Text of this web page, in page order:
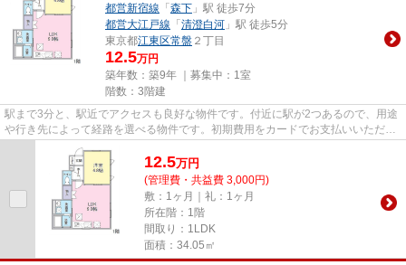
都営新宿線 「 森下 」駅 徒歩7分
都営大江戸線 「 清澄白河 」駅 徒歩5分
東京都江東区常盤 ２丁目
12.5万円
築年数：築9年 ｜募集中： 1室
階数：3階建
駅まで3分と、駅近でアクセスも良好な物件です。付近に駅が2つあるので、用途
や行き先によって経路を選べる物件です。初期費用をカードでお支払いいただけ
るので、カードで決済したい...
12.5万円
(管理費・共益費 3,000円)
敷：1ヶ月｜礼：1ヶ月
所在階：1階
間取り：1LDK
面積：34.05㎡